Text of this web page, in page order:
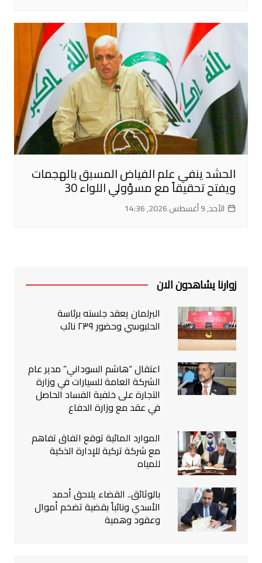
الحشد ينفي علم الفياض المسبق بالهجمات
ويفتح تحقيقاً مع مسؤولي اللواء 30
الأحد, 9 أغسطس 2026, 14:36
زوارنا يشاهدون الان
البرلمان يعقد جلسته برئاسة
الحلبوسي وحضور ٢٣٩ نائب
اعتقال “هاشم السوداني” مدير عام
الشركة العامة للسيارات في وزارة
التجارة على خلفية الفساد الحاصل
في عقد مع وزارة الدفاع
الموارد المائية توقع اتفاق تفاهم
مع شركة تركية للإدارة الذكية
للمياه
بالوثائق.. القضاء يلاحق أحمد
الأسدي ونائباً بقضية تضخم أموال
وعقود وهمية